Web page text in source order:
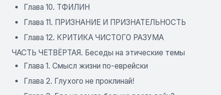
Глава 10. ТФИЛИН
Глава 11. ПРИЗНАНИЕ И ПРИЗНАТЕЛЬНОСТЬ
Глава 12. КРИТИКА ЧИСТОГО РАЗУМА
ЧАСТЬ ЧЕТВЁРТАЯ. Беседы на этические темы
Глава 1. Смысл жизни по-еврейски
Глава 2. Глухого не проклинай!